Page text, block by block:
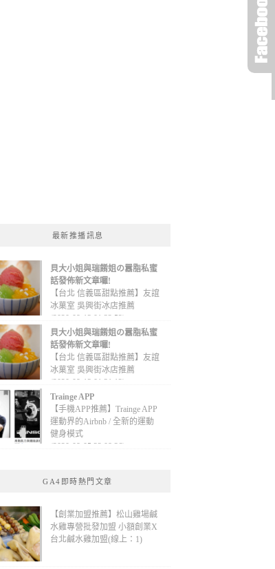
最新推播訊息
貝大小姐與瑞餚姐の囂脂私蜜
話發佈新文章囉!
【台北 信義區甜點推薦】友誼
冰菓室 吳興街冰店推薦
(2020-09-13 01:32:52)
貝大小姐與瑞餚姐の囂脂私蜜
話發佈新文章囉!
【台北 信義區甜點推薦】友誼
冰菓室 吳興街冰店推薦
(2020-09-13 01:31:12)
Trainge APP
【手機APP推薦】Trainge APP
運動界的Airbnb / 全新的運動
健身模式
(2020-09-05 22:08:36)
GA4即時熱門文章
【創業加盟推薦】松山雞場鹹
水雞專營批發加盟 小額創業X
台北鹹水雞加盟(線上：1)